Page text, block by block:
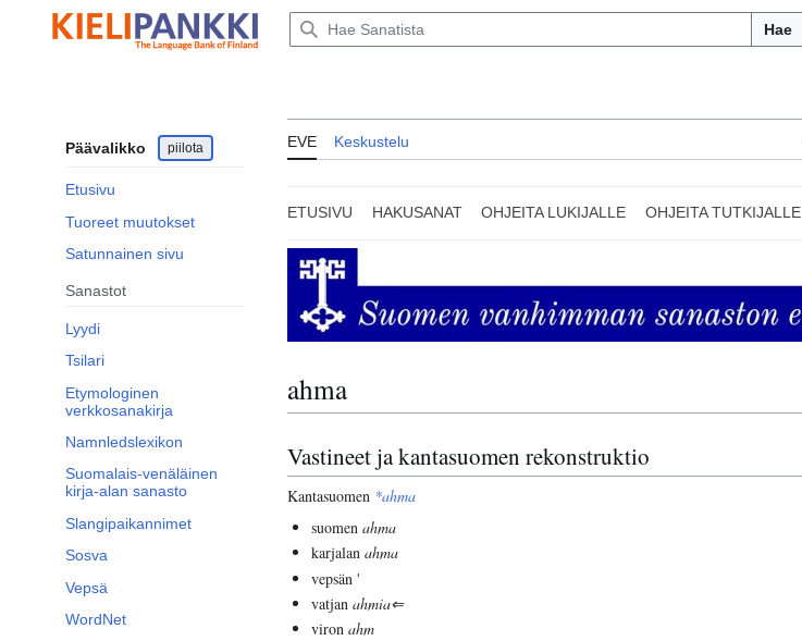
sisältöön
Hae
Päävalikko piilota
Etusivu
Tuoreet muutokset
Satunnainen sivu
Sanastot
Lyydi
Tsilari
Etymologinen
verkkosanakirja
Namnledslexikon
Suomalais-venäläinen
kirja-alan sanasto
Slangipaikannimet
Sosva
Vepsä
WordNet
EVE Keskustelu
ETUSIVU HAKUSANAT OHJEITA LUKIJALLE OHJEITA TUTKIJALLE
ahma
Vastineet ja kantasuomen rekonstruktio
Kantasuomen *ahma
suomenahma
karjalanahma
vepsän '
vatjanahmia⇐
vironahm